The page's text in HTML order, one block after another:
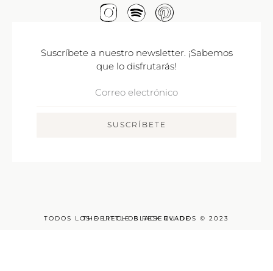
Suscríbete a nuestro newsletter. ¡Sabemos
que lo disfrutarás!
SUSCRÍBETE
TODOS LOS DERECHOS RESERVADOS © 2023
THE LITTLE BLACK GUIDE